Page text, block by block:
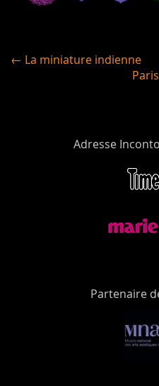
← La miniature indienne
Adresse
Partenaire